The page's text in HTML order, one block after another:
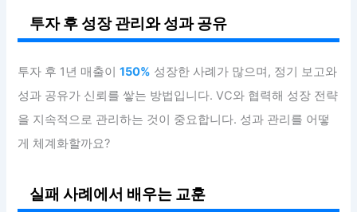
투자 후 성장 관리와 성과 공유
투자 후 1년 매출이150% 성장한 사례가 많으며, 정기 보고와
성과 공유가 신뢰를 쌓는 방법입니다. VC와 협력해 성장 전략
을 지속적으로 관리하는 것이 중요합니다. 성과 관리를 어떻
게 체계화할까요?
실패 사례에서 배우는 교훈